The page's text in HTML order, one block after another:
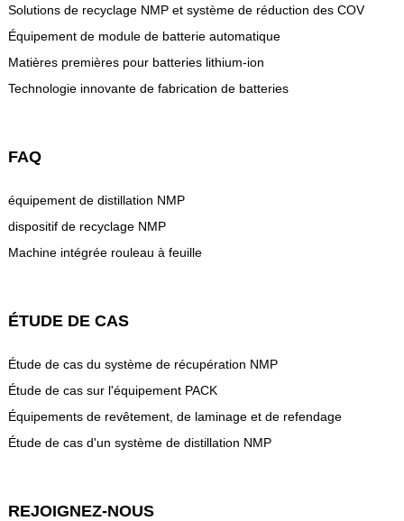
Solutions de recyclage NMP et système de réduction des COV
Équipement de module de batterie automatique
Matières premières pour batteries lithium-ion
Technologie innovante de fabrication de batteries
FAQ
équipement de distillation NMP
dispositif de recyclage NMP
Machine intégrée rouleau à feuille
ÉTUDE DE CAS
Étude de cas du système de récupération NMP
Étude de cas sur l'équipement PACK
Équipements de revêtement, de laminage et de refendage
Étude de cas d'un système de distillation NMP
REJOIGNEZ-NOUS